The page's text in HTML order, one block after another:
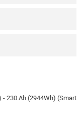
230 Ah (2944Wh) (Smart